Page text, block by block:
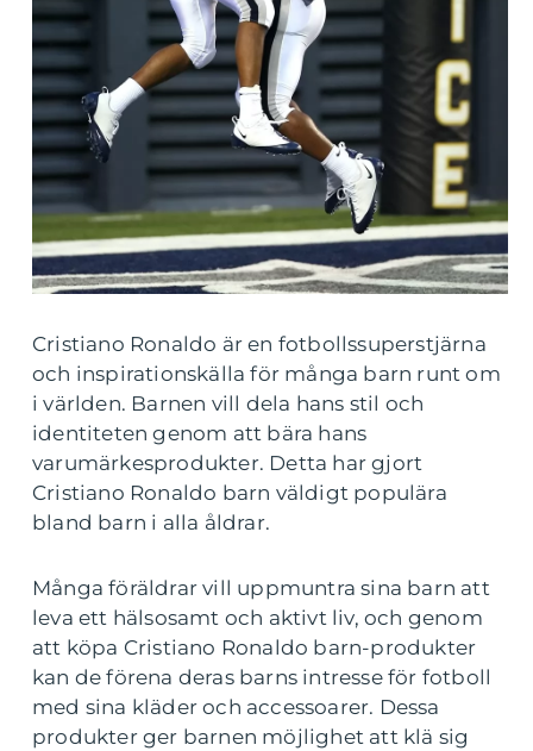
Cristiano Ronaldo är en fotbollssuperstjärna
och inspirationskälla för många barn runt om
i världen. Barnen vill dela hans stil och
identiteten genom att bära hans
varumärkesprodukter. Detta har gjort
Cristiano Ronaldo barn väldigt populära
bland barn i alla åldrar.
Många föräldrar vill uppmuntra sina barn att
leva ett hälsosamt och aktivt liv, och genom
att köpa Cristiano Ronaldo barn-produkter
kan de förena deras barns intresse för fotboll
med sina kläder och accessoarer. Dessa
produkter ger barnen möjlighet att klä sig